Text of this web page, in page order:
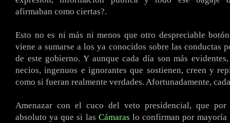
afirmaban como ciertas?.
Esto no es ni más ni menos que otro despreciable
viene a sumarse a los ya conocidos sobre las conductas
de este gobierno. Y aunque cada día son más
necios, ingenuos e ignorantes que sostienen, creen y
como si fueran realmente verdades. Afortunadamente,
Amenazar con el cuco del veto presidencial, que
absoluto ya que si las Cámaras lo confirman por mayoría